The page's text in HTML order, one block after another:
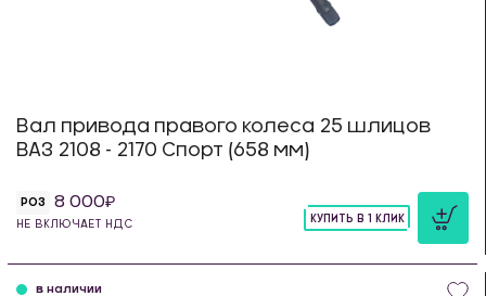
Вал привода правого колеса 25 шлицов
ВАЗ 2108 - 2170 Спорт (658 мм)
РОЗ 8 000
НЕ ВКЛЮЧАЕТ НДС
КУПИТЬ В 1 КЛИК
в наличии